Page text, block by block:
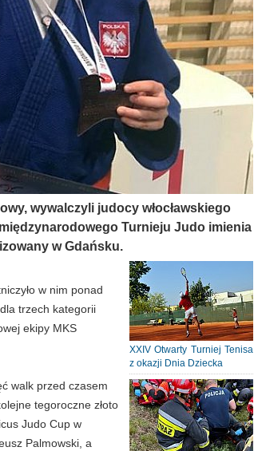
wywalczyli judocy włocławskiego
Turnieju Judo imienia
w Gdańsku.
XXIV Otwarty Turniej Tenisa
z okazji Dnia Dziecka
w nim ponad
trzech kategorii
ekipy MKS
walk przed czasem
tegoroczne złoto
Judo Cup w
Palmowski, a